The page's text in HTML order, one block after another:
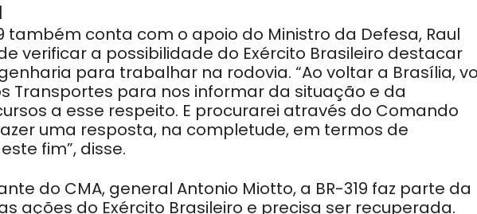
também conta com o apoio do Ministro da Defesa, Raul
verificar a possibilidade do Exército Brasileiro destacar
para trabalhar na rodovia. “Ao voltar a Brasília,
Transportes para nos informar da situação e da
a esse respeito. E procurarei através do Comando
uma resposta, na completude, em termos de
fim”, disse.
do CMA, general Antonio Miotto, a BR-319 faz parte da
ações do Exército Brasileiro e precisa ser recuperada.